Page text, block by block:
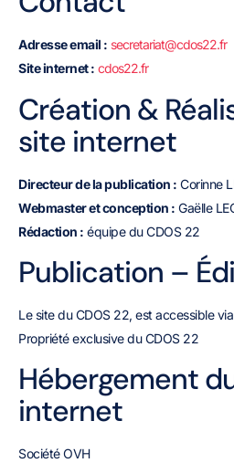
Adresse email : secretariat@cdos22.fr
Site internet : cdos22.fr
Création &
site internet
Directeur de la publication : Corinne
Webmaster et conception : Gaëlle
Rédaction : équipe du CDOS 22
Publication –
Le site du CDOS 22, est accessible via
Propriété exclusive du CDOS 22
Hébergement
internet
Société OVH